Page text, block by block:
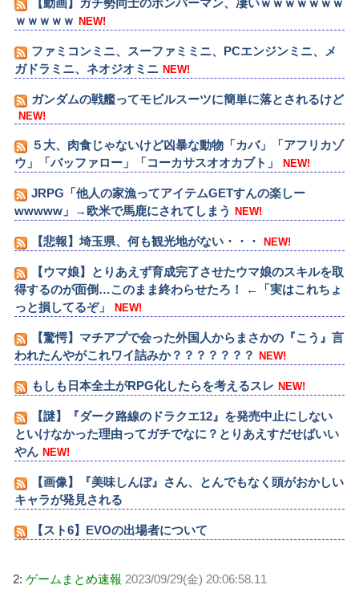
【動画】ガチ勢同士のボンバーマン、凄いｗｗｗｗｗｗｗ
ｗｗｗｗｗ NEW!
ファミコンミニ、スーファミミニ、PCエンジンミニ、メ
ガドラミニ、ネオジオミニ NEW!
ガンダムの戦艦ってモビルスーツに簡単に落とされるけど
NEW!
５大、肉食じゃないけど凶暴な動物「カバ」「アフリカゾ
ウ」「バッファロー」「コーカサスオオカブト」
NEW!
JRPG「他人の家漁ってアイテムGETすんの楽しー
wwwww」→欧米で馬鹿にされてしまう
NEW!
【悲報】埼玉県、何も観光地がない・・・ NEW!
【ウマ娘】とりあえず育成完了させたウマ娘のスキルを取
得するのが面倒…このまま終わらせたろ！ ←「実はこれちょ
っと損してるぞ」
NEW!
【驚愕】マチアプで会った外国人からまさかの『こう』言
われたんやがこれワイ詰みか？？？？？？？
NEW!
もしも日本全土がRPG化したらを考えるスレ NEW!
【謎】『ダーク路線のドラクエ12』を発売中止にしない
といけなかった理由ってガチでなに？とりあえすだせばいい
やん NEW!
【画像】『美味しんぼ』さん、とんでもなく頭がおかしい
キャラが発見される
【スト6】EVOの出場者について
2: ゲームまとめ速報 2023/09/29(金) 20:06:58.11